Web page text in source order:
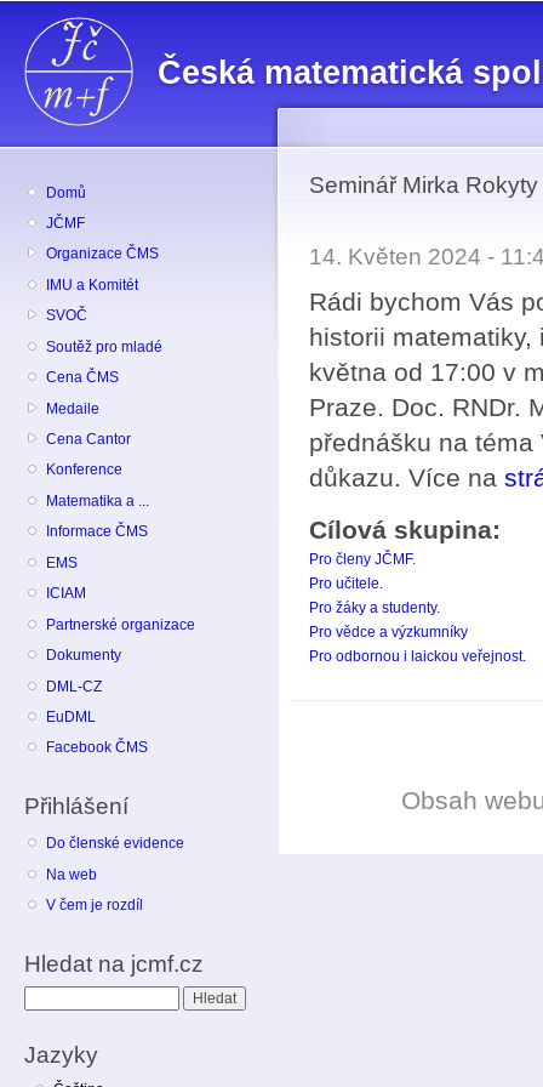
Česká matematická
Domů
JČMF
Organizace ČMS
IMU a Komitét
SVOČ
Soutěž pro mladé
Cena ČMS
Medaile
Cena Cantor
Konference
Matematika a ...
Informace ČMS
EMS
ICIAM
Partnerské organizace
Dokumenty
DML-CZ
EuDML
Facebook ČMS
Přihlášení
Do členské evidence
Na web
V čem je rozdíl
Hledat na jcmf.cz
Jazyky
Seminář Mirka
14. Květen 2024 -
Rádi bychom Vás
historii
května od 17:00 v
Praze. Doc. RNDr.
přednášku na
důkazu. Více na
Cílová skupina:
Pro členy JČMF.
Pro učitele.
Pro žáky a studenty.
Pro vědce a výzkumníky
Pro odbornou i laickou veřejnost.
Obsah